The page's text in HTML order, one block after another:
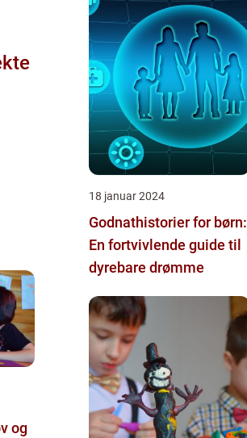
og
18 januar 2024
Godnathistorier for børn:
En fortvivlende guide til
dyrebare drømme